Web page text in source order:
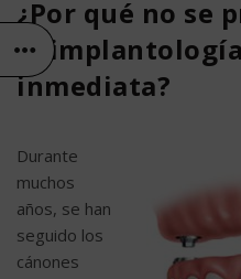
¿Por qué no se
la
inmediata?
Durante
muchos
años, se han
seguido los
cánones